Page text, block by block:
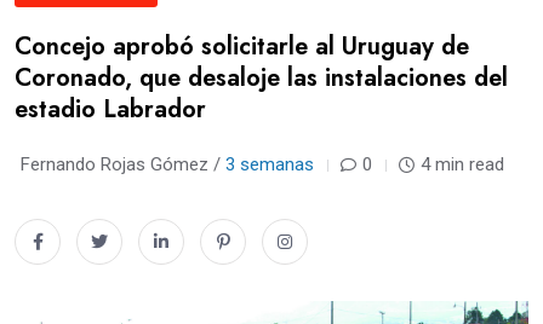
Concejo aprobó solicitarle al Uruguay de
Coronado, que desaloje las instalaciones del
estadio Labrador
Fernando Rojas Gómez / 3 semanas 0 4 min read